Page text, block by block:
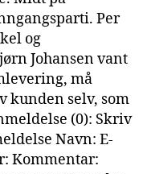
Per
og
Johansen vant
må
kunden selv, som
(0): Skriv
Navn: E-
Kommentar: